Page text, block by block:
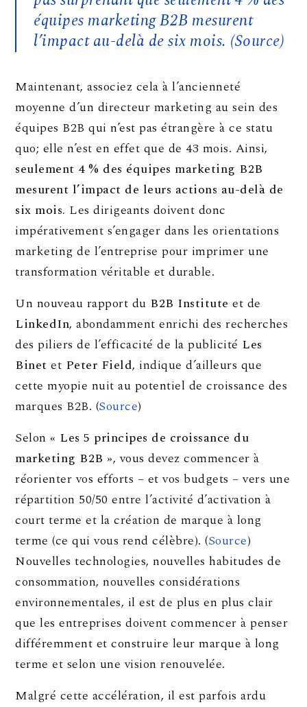
équipes marketing B2B mesurent
l’impact au-delà de six mois. (Source)
Maintenant, associez cela à l’ancienneté
moyenne d’un directeur marketing au sein des
équipes B2B qui n’est pas étrangère à ce statu
quo; elle n’est en effet que de 43 mois. Ainsi,
seulement 4 % des équipes marketing B2B
mesurent l’impact de leurs actions au-delà de
six mois. Les dirigeants doivent donc
impérativement s’engager dans les orientations
marketing de l’entreprise pour imprimer une
transformation véritable et durable.
Un nouveau rapport du B2B Institute et de
LinkedIn, abondamment enrichi des recherches
des piliers de l’efficacité de la publicité Les
Binet et Peter Field, indique d’ailleurs que
cette myopie nuit au potentiel de croissance des
marques B2B. (Source)
Selon« Les 5 principes de croissance du
marketing B2B », vous devez commencer à
réorienter vos efforts – et vos budgets – vers une
répartition 50/50 entre l’activité d’activation à
court terme et la création de marque à long
terme (ce qui vous rend célèbre). (Source)
Nouvelles technologies, nouvelles habitudes de
consommation, nouvelles considérations
environnementales, il est de plus en plus clair
que les entreprises doivent commencer à penser
différemment et construire leur marque à long
terme et selon une vision renouvelée.
Malgré cette accélération, il est parfois ardu